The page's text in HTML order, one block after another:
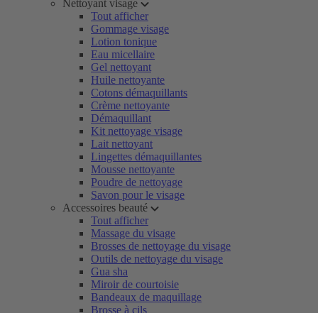
Nettoyant visage
Tout afficher
Gommage visage
Lotion tonique
Eau micellaire
Gel nettoyant
Huile nettoyante
Cotons démaquillants
Crème nettoyante
Démaquillant
Kit nettoyage visage
Lait nettoyant
Lingettes démaquillantes
Mousse nettoyante
Poudre de nettoyage
Savon pour le visage
Accessoires beauté
Tout afficher
Massage du visage
Brosses de nettoyage du visage
Outils de nettoyage du visage
Gua sha
Miroir de courtoisie
Bandeaux de maquillage
Brosse à cils